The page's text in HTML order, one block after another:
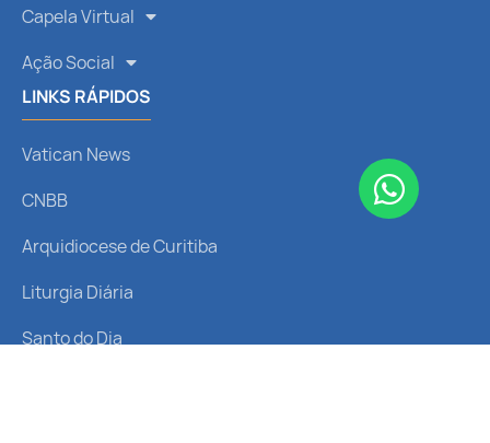
Capela Virtual
Ação Social
LINKS RÁPIDOS
Vatican News
CNBB
Arquidiocese de Curitiba
Liturgia Diária
Santo do Dia